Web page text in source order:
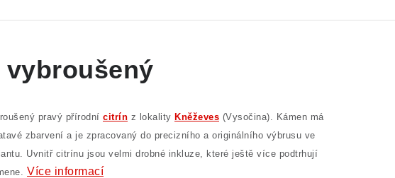
pravý přírodní citrín z lokality Kněževes (Vysočina). Kámen má
zbarvení a je zpracovaný do precizního a originálního výbrusu ve
Uvnitř citrínu jsou velmi drobné inkluze, které ještě více podtrhují
Více informací